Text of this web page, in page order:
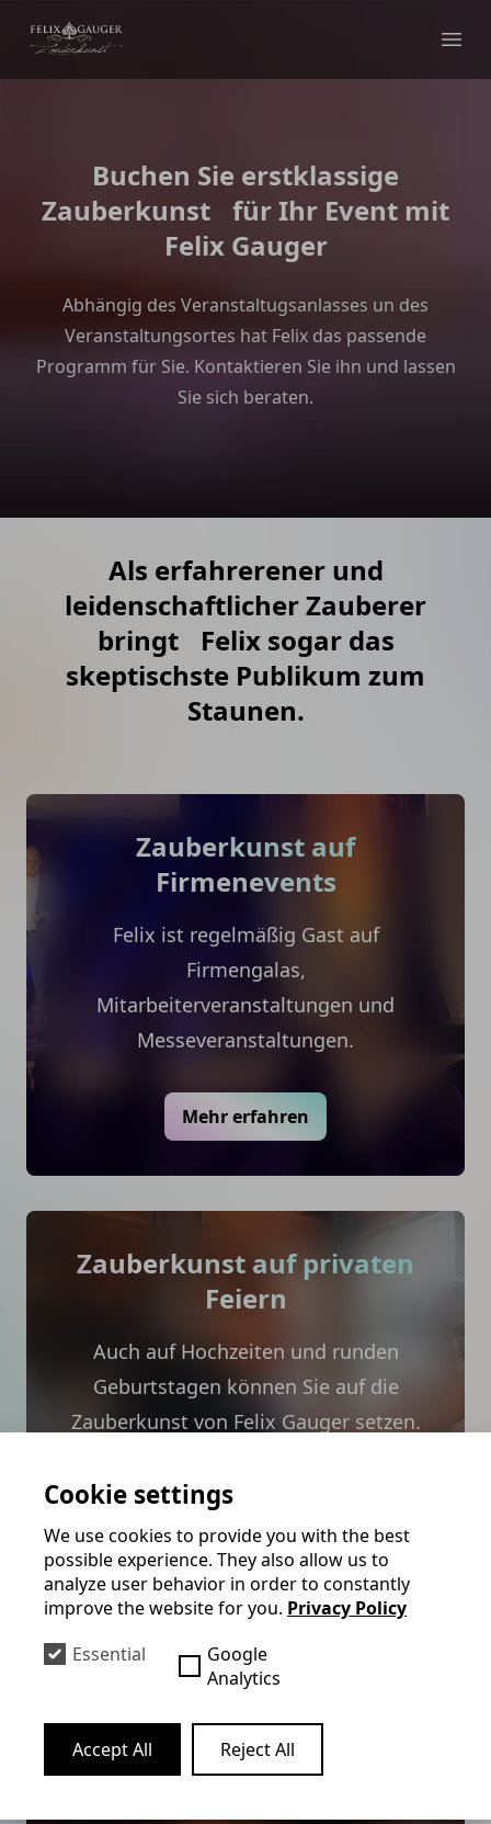
Felix Gauger
Buchen Sie erstklassige
Zauberkunst für Ihr Event mit
Felix Gauger
Abhängig des Veranstaltugsanlasses un des
Veranstaltungsortes hat Felix das passende
Programm für Sie. Kontaktieren Sie ihn und lassen
Sie sich beraten.
Als erfahrerener und
leidenschaftlicher Zauberer
bringt Felix sogar das
skeptischste Publikum zum
Staunen.
Zauberkunst auf
Firmenevents
Felix ist regelmäßig Gast auf
Firmengalas,
Mitarbeiterveranstaltungen und
Messeveranstaltungen.
Mehr erfahren
Zauberkunst auf privaten
Feiern
Auch auf Hochzeiten und runden
Geburtstagen können Sie auf die
Zauberkunst von Felix Gauger setzen.
Mehr erfahren
Zauberkunst für Ihre
Location (Gastro, Theater,
etc.)
Felix hat speziell konzipierte
Cookie settings
We use cookies to provide you with the best
possible experience. They also allow us to
analyze user behavior in order to constantly
improve the website for you. Privacy Policy
Essential
Google
Analytics
Accept All Reject All